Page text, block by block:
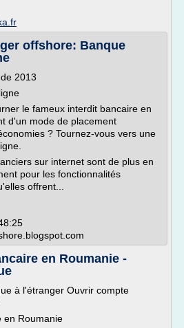
offshore: Banque
2013
le fameux interdit bancaire en
d'un mode de placement
? Tournez-vous vers une
sur internet sont de plus en
pour les fonctionnalités
offrent...
en Roumanie -
à l'étranger Ouvrir compte
en Roumanie